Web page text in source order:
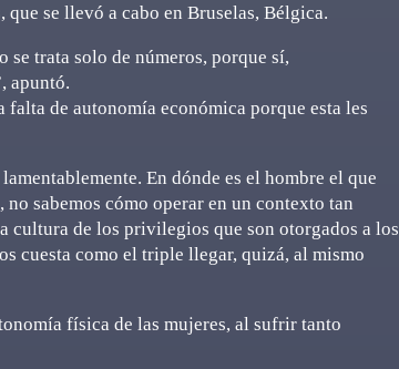
se llevó a cabo en Bruselas, Bélgica.
trata solo de números, porque sí,
apuntó.
de autonomía económica porque esta les
En dónde es el hombre el que
sabemos cómo operar en un contexto tan
cultura de los privilegios que son otorgados a los
cuesta como el triple llegar, quizá, al mismo
física de las mujeres, al sufrir tanto